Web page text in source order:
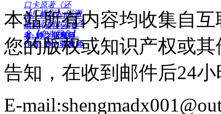
口卡原著《还
债》轩ZONE&赵
成晨 [百度云]作
者: 静之驱魔师
【广播剧】-深渊
巨龙苏醒以后 1季
全【夸克网盘】
作者: 静之驱魔师
本站所有内容均收集自
您的版权或知识产权或
告知，在收到邮件后24
E-